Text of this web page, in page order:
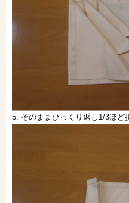
5. そのままひっくり返し1/3ほど